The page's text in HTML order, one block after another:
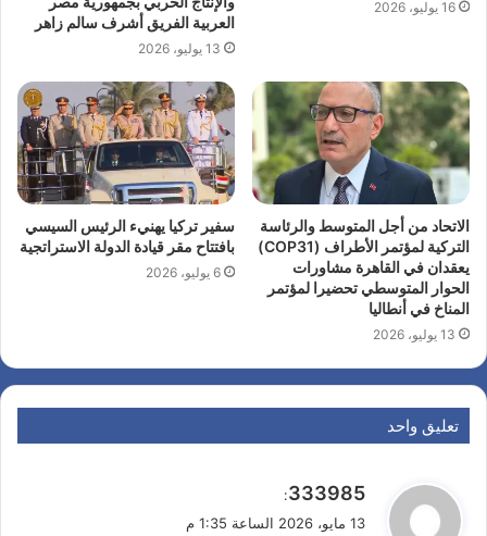
16 يوليو، 2026
العربية الفريق أشرف سالم زاهر
13 يوليو، 2026
الاتحاد من أجل المتوسط والرئاسة
التركية لمؤتمر الأطراف (COP31)
يعقدان في القاهرة مشاورات
الحوار المتوسطي تحضيرا لمؤتمر
المناخ في أنطاليا
13 يوليو، 2026
سفير تركيا يهنيء الرئيس السيسي
بافتتاح مقر قيادة الدولة الاستراتجية
6 يوليو، 2026
تعليق واحد
ي
333985
:
13 مايو، 2026 الساعة 1:35 م